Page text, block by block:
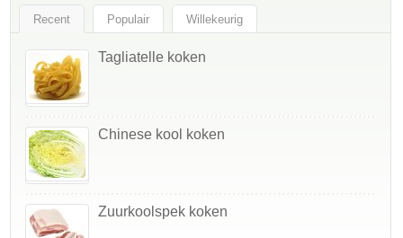
Recent Populair Willekeurig
Tagliatelle koken
Chinese kool koken
Zuurkoolspek koken